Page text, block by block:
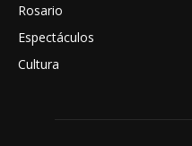
Rosario
Espectáculos
Cultura